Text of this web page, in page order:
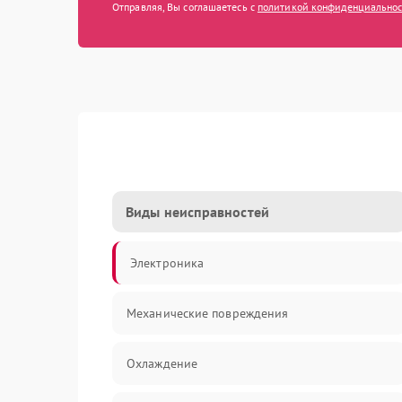
Отправляя, Вы соглашаетесь с политикой
Виды неисправностей
Электроника
Механические повреждения
Охлаждение